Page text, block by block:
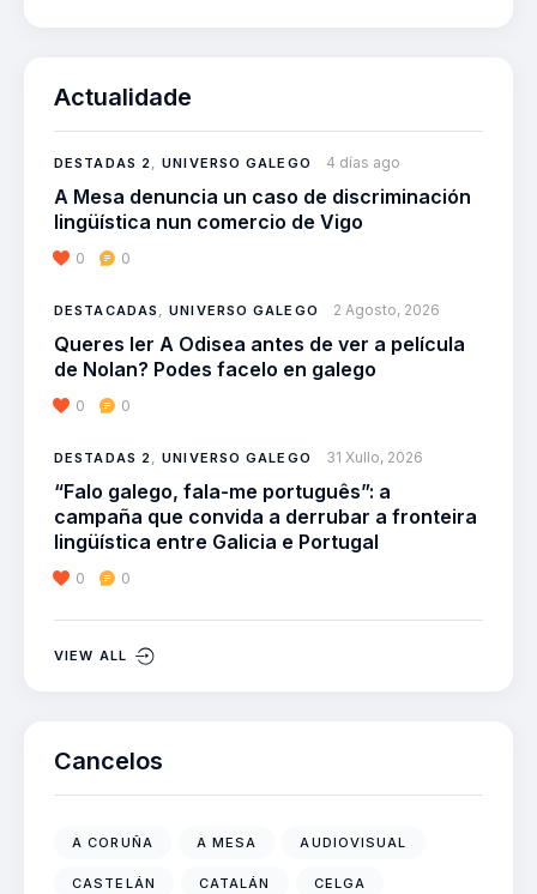
Actualidade
DESTADAS 2,UNIVERSO GALEGO 4 días ago
A Mesa denuncia un caso de discriminación
lingüística nun comercio de Vigo
0 0
DESTACADAS ,UNIVERSO GALEGO 2 Agosto, 2026
Queres ler A Odisea antes de ver a película
de Nolan? Podes facelo en galego
0 0
DESTADAS 2,UNIVERSO GALEGO 31 Xullo, 2026
“Falo galego, fala-me português”: a
campaña que convida a derrubar a fronteira
lingüística entre Galicia e Portugal
0 0
VIEW ALL
Cancelos
A CORUÑA A MESA AUDIOVISUAL
CASTELÁN CATALÁN CELGA